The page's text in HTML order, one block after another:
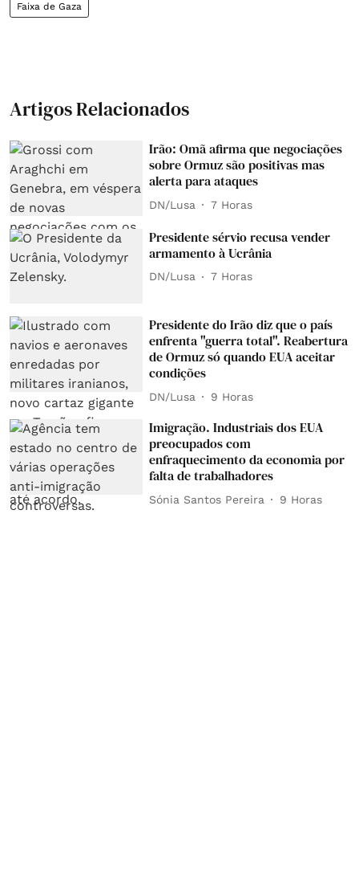
Faixa de Gaza
Artigos Relacionados
Irão: Omã afirma que negociações
sobre Ormuz são positivas mas
alerta para ataques
DN/Lusa 7 Horas
Presidente sérvio recusa vender
armamento à Ucrânia
DN/Lusa 7 Horas
Presidente do Irão diz que o país
enfrenta "guerra total". Reabertura
de Ormuz só quando EUA aceitar
condições
DN/Lusa 9 Horas
Imigração. Industriais dos EUA
preocupados com
enfraquecimento da economia por
falta de trabalhadores
Sónia Santos Pereira 9 Horas